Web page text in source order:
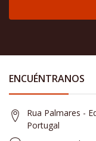
ENCUÉNTRANOS
Rua Palmares -
Portugal